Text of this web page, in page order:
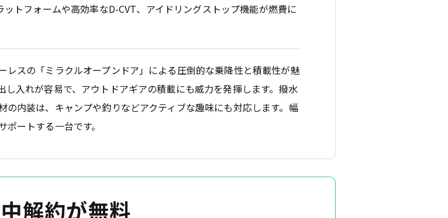
ットフォームや高効率なD-CVT、アイドリングストップ機能が燃費に
レスの「ミラクルオープンドア」による圧倒的な乗降性と積載性が魅
し入れが容易で、アウトドアギアの積載にも威力を発揮します。撥水
の内装は、キャンプや釣りなどアクティブな趣味にも対応します。幅
ートする一台です。
解約が無料